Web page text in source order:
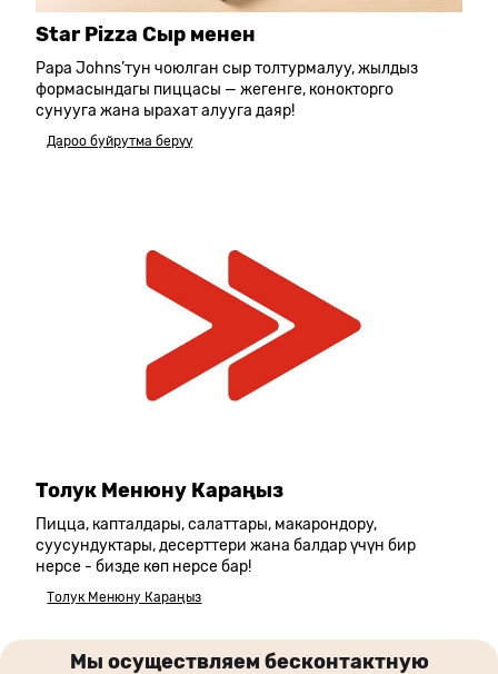
Star Pizza Сыр менен
Papa Johns’тун чоюлган сыр толтурмалуу, жылдыз
формасындагы пиццасы — жегенге, конокторго
сунууга жана ырахат алууга даяр!
Дароо буйрутма берүү
Толук Менюну Караңыз
Пицца, капталдары, салаттары, макарондору,
суусундуктары, десерттери жана балдар үчүн бир
нерсе - бизде көп нерсе бар!
Толук Менюну Караңыз
Мы осуществляем бесконтактную